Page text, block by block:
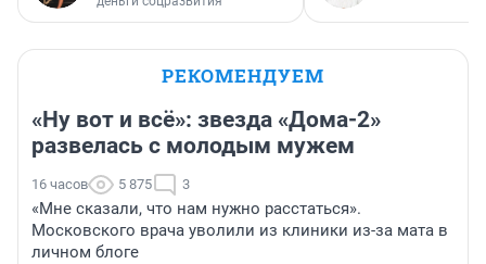
РЕКОМЕНДУЕМ
«Ну вот и всё»: звезда «Дома-2»
развелась с молодым мужем
16 часов 5 875 3
«Мне сказали, что нам нужно расстаться».
Московского врача уволили из клиники из-за мата в
личном блоге